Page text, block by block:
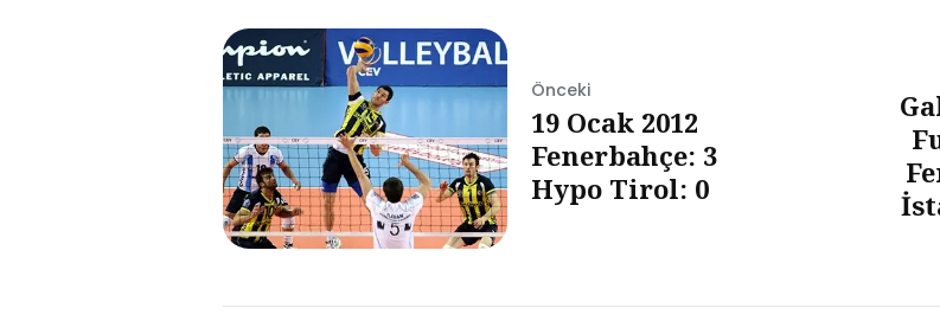
Önceki
19 Ocak 2012
Fenerbahçe: 3
Hypo Tirol: 0